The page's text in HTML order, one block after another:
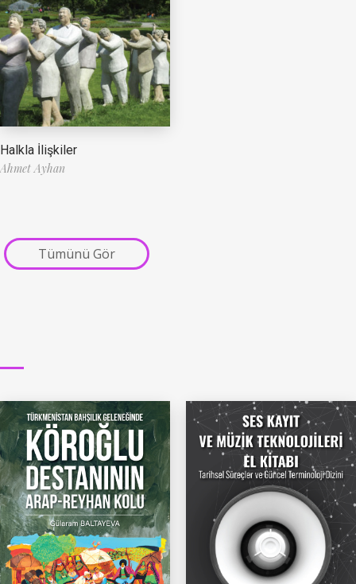
Halkla İlişkiler
Ahmet Ayhan
Tümünü Gör